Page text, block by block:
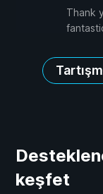
Thank
keşfet